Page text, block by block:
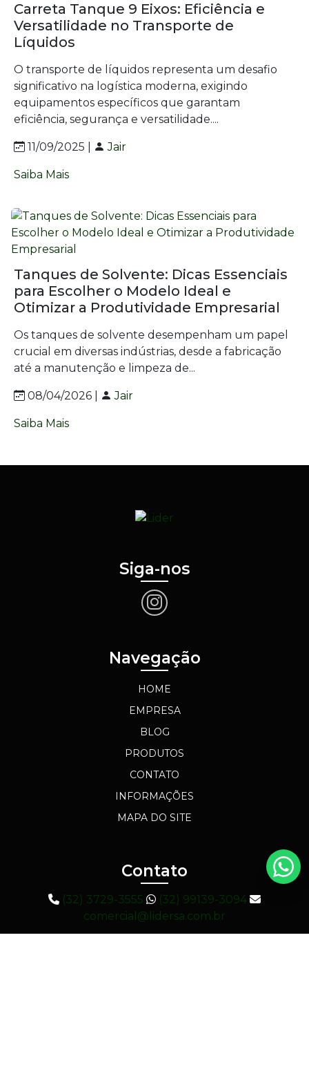
Carreta Tanque 9 Eixos: Eficiência e
Versatilidade no Transporte de
Líquidos
O transporte de líquidos representa um desafio
significativo na logística moderna, exigindo
equipamentos específicos que garantam
eficiência, segurança e versatilidade....
11/09/2025 | Jair
Saiba Mais
Tanques de Solvente: Dicas Essenciais
para Escolher o Modelo Ideal e
Otimizar a Produtividade Empresarial
Os tanques de solvente desempenham um papel
crucial em diversas indústrias, desde a fabricação
até a manutenção e limpeza de...
08/04/2026 | Jair
Saiba Mais
Siga-nos
Navegação
HOME
EMPRESA
BLOG
PRODUTOS
CONTATO
INFORMAÇÕES
MAPA DO SITE
Contato
(32) 3729-3555
(32) 99139-3094
comercial@lidersa.com.br